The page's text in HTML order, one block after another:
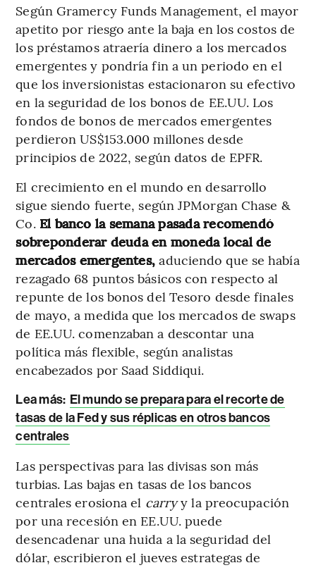
Según Gramercy Funds Management, el mayor
apetito por riesgo ante la baja en los costos de
los préstamos atraería dinero a los mercados
emergentes y pondría fin a un periodo en el
que los inversionistas estacionaron su efectivo
en la seguridad de los bonos de EE.UU. Los
fondos de bonos de mercados emergentes
perdieron US$153.000 millones desde
principios de 2022, según datos de EPFR.
El crecimiento en el mundo en desarrollo
sigue siendo fuerte, según JPMorgan Chase &
Co. El banco la semana pasada recomendó
sobreponderar deuda en moneda local de
mercados emergentes,aduciendo que se había
rezagado 68 puntos básicos con respecto al
repunte de los bonos del Tesoro desde finales
de mayo, a medida que los mercados de swaps
de EE.UU. comenzaban a descontar una
política más flexible, según analistas
encabezados por Saad Siddiqui.
Lea más: El mundo se prepara para el recorte de
tasas de la Fed y sus réplicas en otros bancos
centrales
Las perspectivas para las divisas son más
turbias. Las bajas en tasas de los bancos
centrales erosiona el carryy la preocupación
por una recesión en EE.UU. puede
desencadenar una huida a la seguridad del
dólar, escribieron el jueves estrategas de